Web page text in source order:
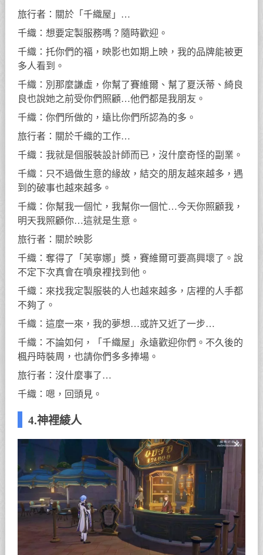
旅行者：關於「千織屋」…
千織：想要定製服務嗎？隨時歡迎。
千織：托你們的福，映影也如期上映，我的品牌能被更
多人看到。
千織：別那麼謙虛，你幫了賽維爾、幫了夏沃蒂、綺良
良也說她之前受你們照顧…他們都是我朋友。
千織：你們所做的，遠比你們所認為的多。
旅行者：關於千織的工作…
千織：我就是個服裝設計師而已，沒什麼奇怪的副業。
千織：只不過做生意的緣故，結交的朋友越來越多，遇
到的破事也越來越多。
千織：你幫我一個忙，我幫你一個忙…今天你照顧我，
明天我照顧你…這就是生意。
旅行者：關於映影
千織：奪得了「芙寧娜」獎，賽維爾可要高興壞了。說
不定下次真會在噴泉裡找到他。
千織：來找我定製服裝的人也越來越多，店裡的人手都
不夠了。
千織：這麼一來，我的夢想…或許又近了一步…
千織：不論如何，「千織屋」永遠歡迎你們。不久後的
楓丹時裝周，也請你們多多捧場。
旅行者：沒什麼事了…
千織：嗯，回頭見。
4.神裡綾人